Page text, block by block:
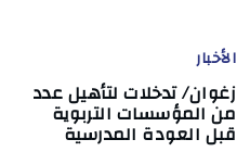
الأخبار
زغوان/ تدخلات لتأهيل عدد
من المؤسسات التربوية
قبل العودة المدرسية